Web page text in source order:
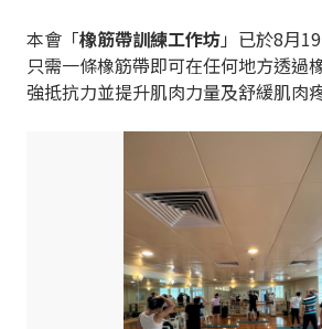
本會「橡筋帶訓練工作坊」已於8月
只需一條橡筋帶即可在任何地方透過
強抵抗力並提升肌肉力量及舒緩肌肉